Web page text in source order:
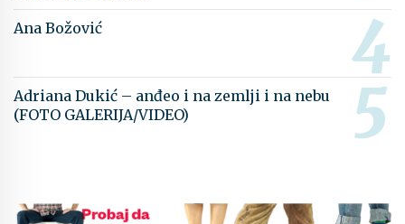
Ana Božović
Adriana Dukić – anđeo i na zemlji i na nebu
(FOTO GALERIJA/VIDEO)